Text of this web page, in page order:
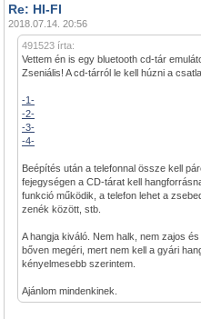
Re: HI-FI
2018.07.14. 20:56
491523 írta:
Vettem én is egy bluetooth cd-tár
Zseniális! A cd-tárról le kell húzni a
-1-
-2-
-3-
-4-
Beépítés után a telefonnal össze kell
fejegységen a CD-tárat kell
funkció működik, a telefon lehet a
zenék között, stb.
A hangja kiváló. Nem halk, nem zajos
bőven megéri, mert nem kell a gyári
kényelmesebb szerintem.
Ajánlom mindenkinek.